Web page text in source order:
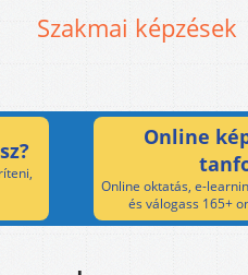
Szakmai képzések
Online
Online oktatás, e-
és válogass 165+